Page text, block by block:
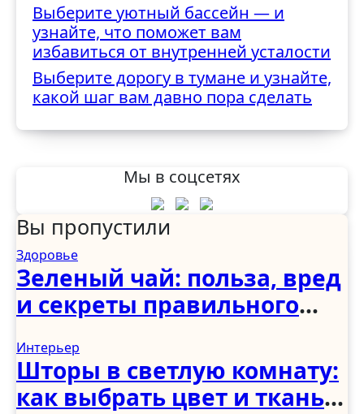
Выберите уютный бассейн — и
узнайте, что поможет вам
избавиться от внутренней усталости
Выберите дорогу в тумане и узнайте,
какой шаг вам давно пора сделать
Мы в соцсетях
Вы пропустили
Здоровье
Зеленый чай: польза, вред
и секреты правильного
Интерьер
Шторы в светлую комнату:
как выбрать цвет и ткань